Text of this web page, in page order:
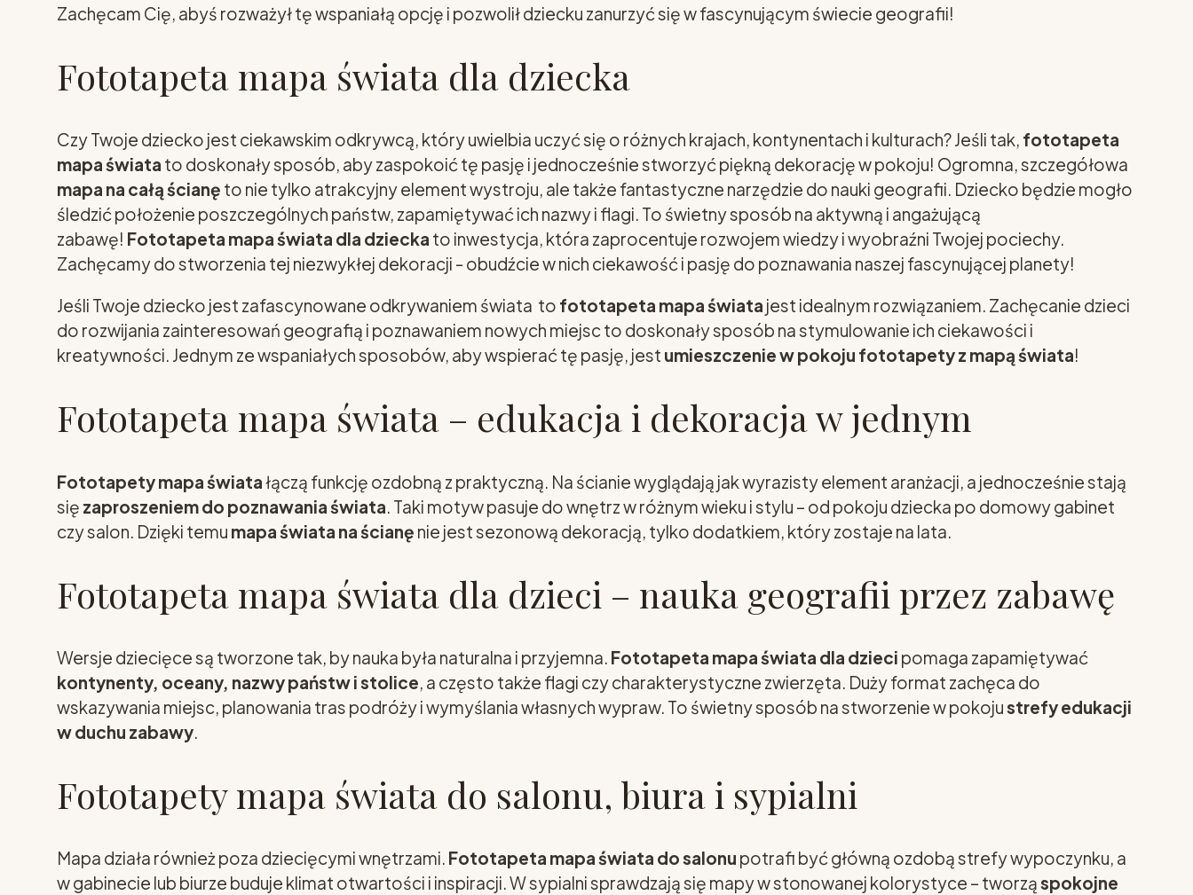
Zachęcam Cię, abyś rozważył tę wspaniałą opcję i pozwolił dziecku zanurzyć się w fascynującym świecie geografii!
Fototapeta mapa świata dla dziecka
Czy Twoje dziecko jest ciekawskim odkrywcą, który uwielbia uczyć się o różnych krajach, kontynentach i kulturach? Jeśli tak, fototapeta
mapa świata to doskonały sposób, aby zaspokoić tę pasję i jednocześnie stworzyć piękną dekorację w pokoju! Ogromna, szczegółowa
mapa na całą ścianę to nie tylko atrakcyjny element wystroju, ale także fantastyczne narzędzie do nauki geografii. Dziecko będzie mogło
śledzić położenie poszczególnych państw, zapamiętywać ich nazwy i flagi. To świetny sposób na aktywną i angażującą
zabawę! Fototapeta mapa świata dla dziecka to inwestycja, która zaprocentuje rozwojem wiedzy i wyobraźni Twojej pociechy.
Zachęcamy do stworzenia tej niezwykłej dekoracji - obudźcie w nich ciekawość i pasję do poznawania naszej fascynującej planety!
Jeśli Twoje dziecko jest zafascynowane odkrywaniem świata to fototapeta mapa świata jest idealnym rozwiązaniem. Zachęcanie dzieci
do rozwijania zainteresowań geografią i poznawaniem nowych miejsc to doskonały sposób na stymulowanie ich ciekawości i
kreatywności. Jednym ze wspaniałych sposobów, aby wspierać tę pasję, jest umieszczenie w pokoju fototapety z mapą świata!
Fototapeta mapa świata – edukacja i dekoracja w jednym
Fototapety mapa światałączą funkcję ozdobną z praktyczną. Na ścianie wyglądają jak wyrazisty element aranżacji, a jednocześnie stają
się zaproszeniem do poznawania świata. Taki motyw pasuje do wnętrz w różnym wieku i stylu – od pokoju dziecka po domowy gabinet
czy salon. Dzięki temu mapa świata na ścianę nie jest sezonową dekoracją, tylko dodatkiem, który zostaje na lata.
Fototapeta mapa świata dla dzieci – nauka geografii przez zabawę
Wersje dziecięce są tworzone tak, by nauka była naturalna i przyjemna. Fototapeta mapa świata dla dzieci pomaga zapamiętywać
kontynenty, oceany, nazwy państw i stolice, a często także flagi czy charakterystyczne zwierzęta. Duży format zachęca do
wskazywania miejsc, planowania tras podróży i wymyślania własnych wypraw. To świetny sposób na stworzenie w pokojustrefy edukacji
w duchu zabawy.
Fototapety mapa świata do salonu, biura i sypialni
Mapa działa również poza dziecięcymi wnętrzami. Fototapeta mapa świata do salonu potrafi być główną ozdobą strefy wypoczynku, a
w gabinecie lub biurze buduje klimat otwartości i inspiracji. W sypialni sprawdzają się mapy w stonowanej kolorystyce – tworząspokojne